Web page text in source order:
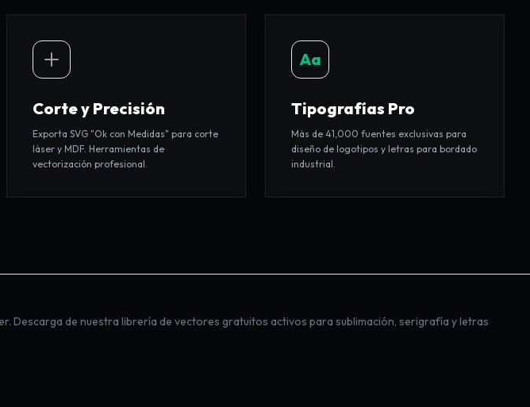
Corte y Precisión
Exporta SVG "Ok con Medidas" para corte
láser y MDF. Herramientas de
vectorización profesional.
Aa
Tipografías Pro
Más de 41,000 fuentes exclusivas para
diseño de logotipos y letras para bordado
industrial.
. Descarga de nuestra librería de vectores gratuitos activos para sublimación, serigrafía yletras